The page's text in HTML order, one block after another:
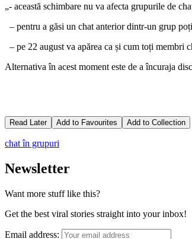
„- această schimbare nu va afecta grupurile de
– pentru a găsi un chat anterior dintr-un grup
– pe 22 august va apărea ca și cum toți membri
Alternativa în acest moment este de a încuraja
Read Later Add to Favourites Add to Collection
chat în grupuri
Newsletter
Want more stuff like this?
Get the best viral stories straight into your inbox!
Email address: